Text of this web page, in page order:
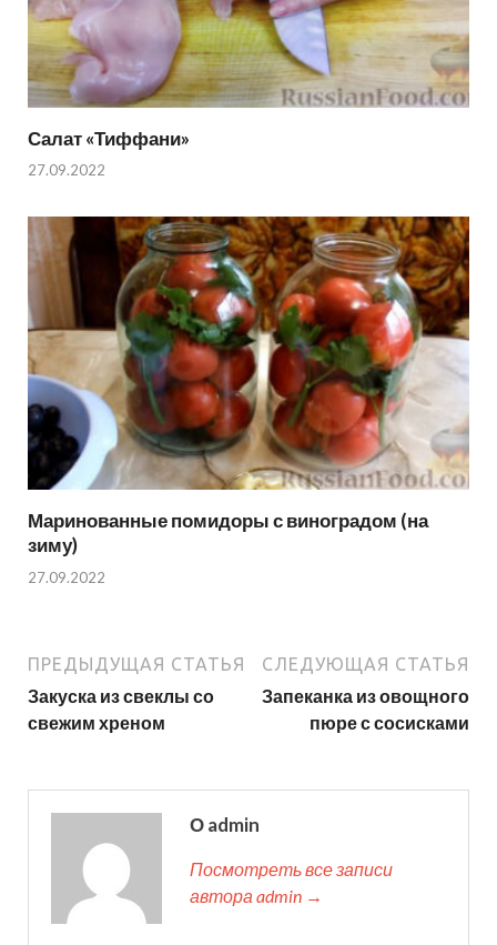
Салат «Тиффани»
27.09.2022
Маринованные помидоры с виноградом (на
зиму)
27.09.2022
ПРЕДЫДУЩАЯ СТАТЬЯ
Закуска из свеклы со
свежим хреном
СЛЕДУЮЩАЯ СТАТЬЯ
Запеканка из овощного
пюре с сосисками
О admin
Посмотреть все записи
автора admin →